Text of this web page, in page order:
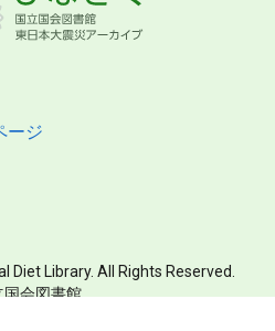
ージ
Library. All Rights Reserved.